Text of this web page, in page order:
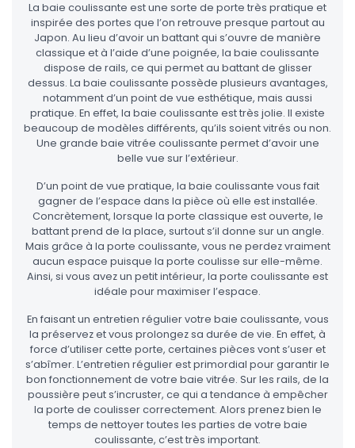
La baie coulissante est une sorte de porte très pratique et
inspirée des portes que l’on retrouve presque partout au
Japon. Au lieu d’avoir un battant qui s’ouvre de manière
classique et à l’aide d’une poignée, la baie coulissante
dispose de rails, ce qui permet au battant de glisser
dessus. La baie coulissante possède plusieurs avantages,
notamment d’un point de vue esthétique, mais aussi
pratique. En effet, la baie coulissante est très jolie. Il existe
beaucoup de modèles différents, qu’ils soient vitrés ou non.
Une grande baie vitrée coulissante permet d’avoir une
belle vue sur l’extérieur.
D’un point de vue pratique, la baie coulissante vous fait
gagner de l’espace dans la pièce où elle est installée.
Concrètement, lorsque la porte classique est ouverte, le
battant prend de la place, surtout s’il donne sur un angle.
Mais grâce à la porte coulissante, vous ne perdez vraiment
aucun espace puisque la porte coulisse sur elle-même.
Ainsi, si vous avez un petit intérieur, la porte coulissante est
idéale pour maximiser l’espace.
En faisant un entretien régulier votre baie coulissante, vous
la préservez et vous prolongez sa durée de vie. En effet, à
force d’utiliser cette porte, certaines pièces vont s’user et
s’abîmer. L’entretien régulier est primordial pour garantir le
bon fonctionnement de votre baie vitrée. Sur les rails, de la
poussière peut s’incruster, ce qui a tendance à empêcher
la porte de coulisser correctement. Alors prenez bien le
temps de nettoyer toutes les parties de votre baie
coulissante, c’est très important.